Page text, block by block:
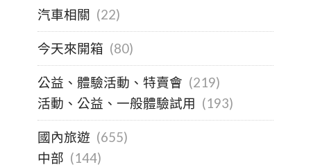
汽車相關 (22)
今天來開箱 (80)
公益、體驗活動、特賣會 (219)
活動、公益、一般體驗試用 (193)
國內旅遊 (655)
中部 (144)